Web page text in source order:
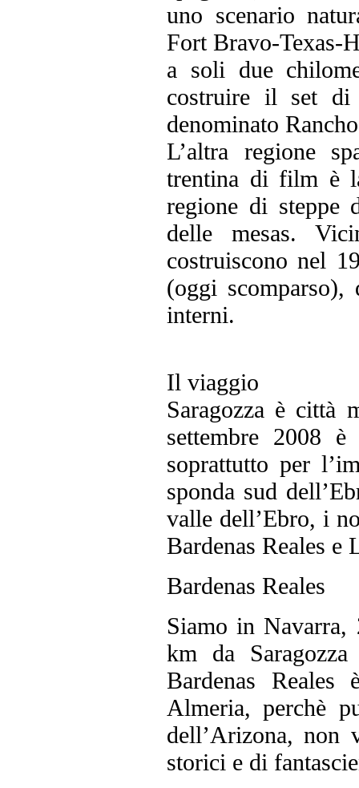
uno scenario
Fort Bravo-Texas-
a soli due
costruire il set di
denominato
L’altra regione
trentina di film è
regione di
delle mesas.
costruiscono nel
(oggi
interni.
Il viaggio
Saragozza è città
settembre 2008 è
soprattutto per
sponda sud
valle dell’Ebro, i
Bardenas Reales e
Bardenas Reales
Siamo in
km da
Bardenas Reales
Almeria, perchè
dell’Arizona,
storici e di